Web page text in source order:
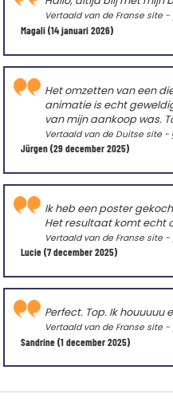
Magali(14 januari 2026)
Vertaald van de Franse site -
Jürgen(29 december 2025)
Het omzetten van een
animatie is echt
van mijn aankoop was.
Vertaald van de Duitse site -
Lucie(7 december 2025)
Ik heb een poster
Het resultaat komt echt
Vertaald van de Franse site -
Sandrine(1 december 2025)
Perfect. Top. Ik houuuuu
Vertaald van de Franse site -